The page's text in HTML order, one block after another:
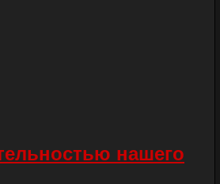
нашего